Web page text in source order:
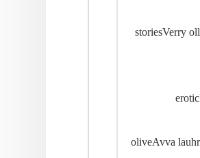
storiesVerry
oliveAvva